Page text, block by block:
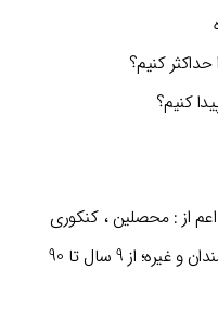
کنیم؟
کنیم؟
از : محصلین ، کنکوری
ها ، مدیران ،بانوان، کسبه، کارمندان و غیره؛ از 9 سال تا 90